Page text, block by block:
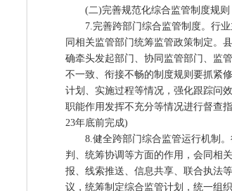
(二)完善规范化综合监管制度规则
7.完善跨部门综合监管制度。行业
同相关监管部门统筹监管政策制定。
确牵头发起部门、协同监管部门、监
不一致、衔接不畅的制度规则要抓紧
计划、实施过程等情况，强化跟踪问
职能作用发挥不充分等情况进行督查
23年底前完成)
8.健全跨部门综合监管运行机制。
判、统筹协调等方面的作用，会同相
报、线索推送、信息共享、联合执法
议，统筹制定综合监管计划，统一组